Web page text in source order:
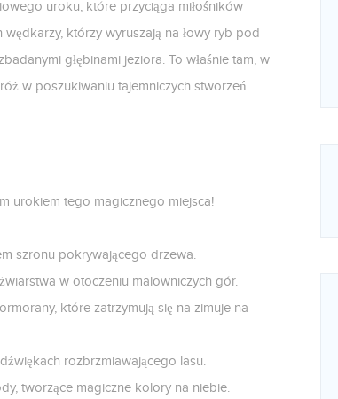
uroku, które przyciąga miłośników
którzy wyruszają na łowy ryb pod
głębinami jeziora. To właśnie tam, w
w poszukiwaniu tajemniczych stworzeń
urokiem tego magicznego miejsca!
szronu pokrywającego drzewa.
w otoczeniu malowniczych gór.
które zatrzymują się na zimuje na
rozbrzmiawającego lasu.
tworzące magiczne kolory na niebie.